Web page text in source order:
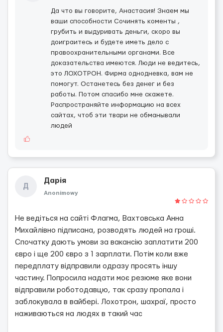
Да что вы говорите, Анастасия! Знаем мы
ваши способности Сочинять коменты ,
грубить и выдуривать деньги, скоро вы
доиграитесь и будете иметь дело с
правоохранительными органами. Все
доказательства имеются. Люди не ведитесь,
это ЛОХОТРОН. Фирма однодневка, вам не
помогут. Останетесь без денег и без
работы. Потом спасибо мне скажете.
Распространяйте информацию на всех
сайтах, чтоб эти твари не обманывали
людей
Д
Дарія
Anonimowy
Не ведіться на сайті Флагма, Вахтовська Анна
Михайлівно підписана, розводять людей на гроші.
Спочатку дають умови за вакансію заплатити 200
євро і ще 200 євро з 1 зарплати. Потім коли вже
передплату відправили одразу просять іншу
частину. Попросила надати моє резюме яке вони
відправили роботодавцю, так сразу пропала і
заблокувала в вайбері. Лохотрон, шахраї, просто
наживаються на людях в такий час